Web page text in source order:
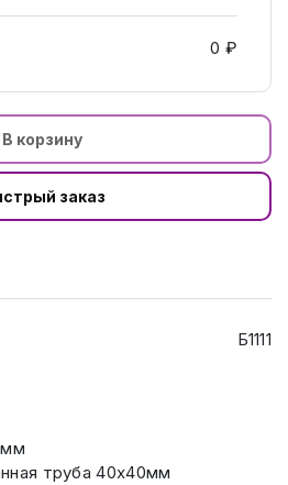
0 ₽
В корзину
заказ
Б1111
труба 40х40мм